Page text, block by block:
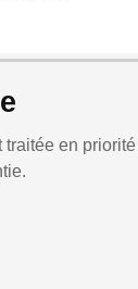
traitée en